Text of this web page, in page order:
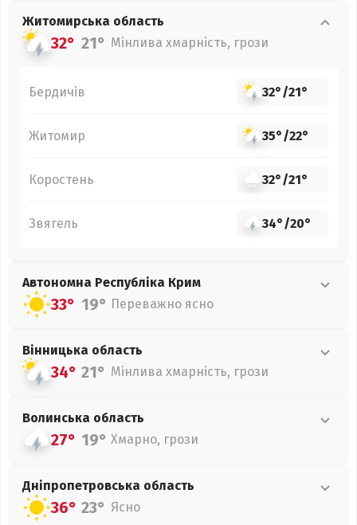
Житомирська область
32° 21° Мінлива хмарність, грози
Бердичів 32°/21°
Житомир 35°/22°
Коростень 32°/21°
Звягель 34°/20°
Автономна Республіка Крим
33° 19° Переважно ясно
Вінницька область
34° 21° Мінлива хмарність, грози
Волинська область
27° 19° Хмарно, грози
Дніпропетровська область
36° 23° Ясно